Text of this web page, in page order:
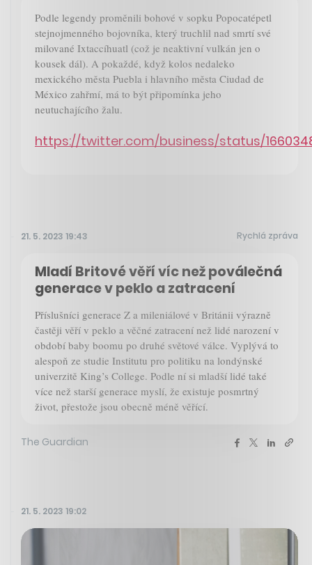
Podle legendy proměnili bohové v sopku Popocatépetl
stejnojmenného bojovníka, který truchlil nad smrtí své
milované Ixtaccíhuatl (což je neaktivní vulkán jen o
kousek dál). A pokaždé, když kolos nedaleko
mexického města Puebla i hlavního města Ciudad de
México zahřmí, má to být připomínka jeho
neutuchajícího žalu.
https://twitter.com/business/status/
21. 5. 2023 19:43 Rychlá zpráva
Mladí Britové věří víc než poválečná
generace v peklo a zatracení
Příslušníci generace Z a mileniálové v Británii výrazně
častěji věří v peklo a věčné zatracení než lidé narození v
období baby boomu po druhé světové válce. Vyplývá to
alespoň ze studie Institutu pro politiku na londýnské
univerzitě King’s College. Podle ní si mladší lidé také
více než starší generace myslí, že existuje posmrtný
život, přestože jsou obecně méně věřící.
The Guardian
21. 5. 2023 19:02